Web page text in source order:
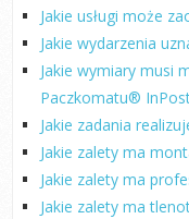
Jakie usługi może
Jakie wydarzenia
Jakie wymiary musi
Paczkomatu®
Jakie zadania
Jakie zalety ma
Jakie zalety ma
Jakie zalety ma